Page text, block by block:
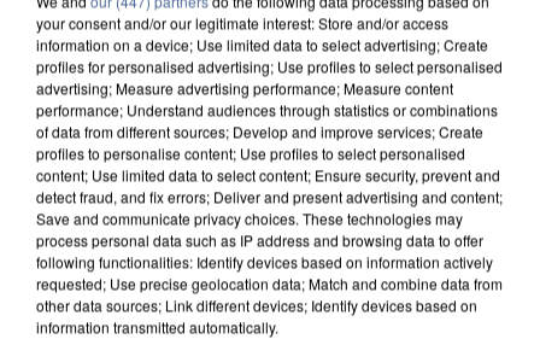
L’UN DES FONDATEURS SUPPOSÉS DE LA DZ
MAFIA INTERPELLÉ EN ALGÉRIE
your consent and/or our legitimate interest: Store and/or access
information on a device; Use limited data to select advertising; Create
profiles for personalised advertising; Use profiles to select personalised
advertising; Measure advertising performance; Measure content
performance; Understand audiences through statistics or combinations
of data from different sources; Develop and improve services; Create
profiles to personalise content; Use profiles to select personalised
content; Use limited data to select content; Ensure security, prevent and
detect fraud, and fix errors; Deliver and present advertising and content;
Save and communicate privacy choices. These technologies may
process personal data such as IP address and browsing data to offer
following functionalities: Identify devices based on information actively
requested; Use precise geolocation data; Match and combine data from
other data sources; Link different devices; Identify devices based on
information transmitted automatically.